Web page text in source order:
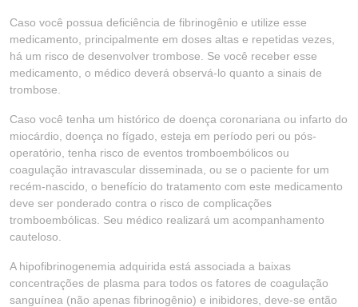
Caso você possua deficiência de fibrinogênio e utilize esse
medicamento, principalmente em doses altas e repetidas vezes,
há um risco de desenvolver trombose. Se você receber esse
medicamento, o médico deverá observá-lo quanto a sinais de
trombose.
Caso você tenha um histórico de doença coronariana ou infarto do
miocárdio, doença no fígado, esteja em período peri ou pós-
operatório, tenha risco de eventos tromboembólicos ou
coagulação intravascular disseminada, ou se o paciente for um
recém-nascido, o benefício do tratamento com este medicamento
deve ser ponderado contra o risco de complicações
tromboembólicas. Seu médico realizará um acompanhamento
cauteloso.
A hipofibrinogenemia adquirida está associada a baixas
concentrações de plasma para todos os fatores de coagulação
sanguínea (não apenas fibrinogênio) e inibidores, deve-se então